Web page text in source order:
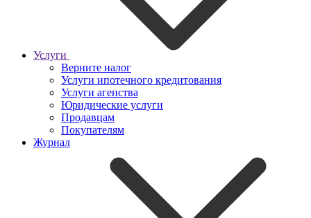
Услуги
Верните налог
Услуги ипотечного кредитования
Услуги агенства
Юридические услуги
Продавцам
Покупателям
Журнал